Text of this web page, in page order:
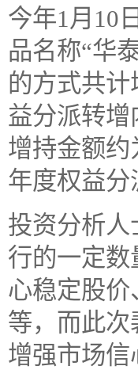
今年1月10
品名称“华
的方式共计
益分派转增
增持金额约
年度权益分
投资分析
行的一定
心稳定股
等，而此
增强市场信